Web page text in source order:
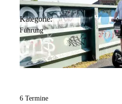
Kategorie:
Führung
6 Termine